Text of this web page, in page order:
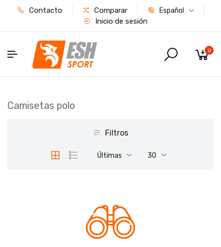
Contacto Comparar Español
Inicio de sesión
0
Camisetas polo
Filtros
Últimas 30